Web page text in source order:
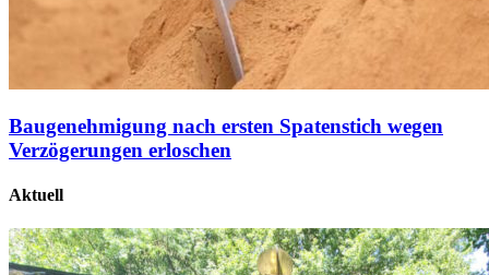
Baugenehmigung nach ersten Spatenstich wegen
Verzögerungen erloschen
Aktuell